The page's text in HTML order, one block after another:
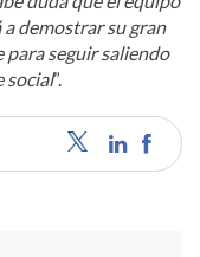
demostrar su gran
seguir saliendo
social”.